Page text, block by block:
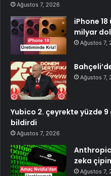
Ağustos 7, 2026
iPhone
milyar
Ağustos 7,
Ağustos 7,
Yubico 2. çeyrekte yüzde 9
bildirdi
Ağustos 7, 2026
zeka
Ağustos 7,